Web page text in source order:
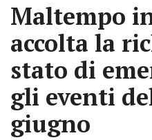
Maltempo
accolta la
stato di
gli eventi
giugno